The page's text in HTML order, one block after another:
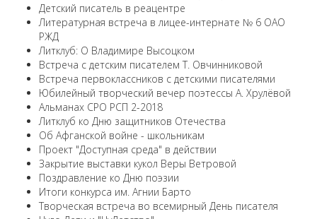
Детский писатель в реацентре
Литературная встреча в лицее-интернате № 6 ОАО
РЖД
Литклуб: О Владимире Высоцком
Встреча с детским писателем Т. Овчинниковой
Встреча первоклассников с детскими писателями
Юбилейный творческий вечер поэтессы А. Хрулёвой
Альманах СРО РСП 2-2018
Литклуб ко Дню защитников Отечества
Об Афганской войне - школьникам
Проект "Доступная среда" в действии
Закрытие выставки кукол Веры Ветровой
Поздравление ко Дню поэзии
Итоги конкурса им. Агнии Барто
Творческая встреча во всемирный День писателя